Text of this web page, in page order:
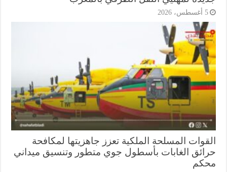
المسلحة الملكية تعزز جاهزيتها لمكافحة
الغابات بأسطول جوي متطور وتنسيق ميداني